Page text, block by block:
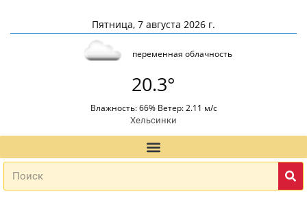
Пятница, 7 августа 2026 г.
переменная облачность
20.3°
Влажность: 66% Ветер: 2.11 м/с
Хельсинки